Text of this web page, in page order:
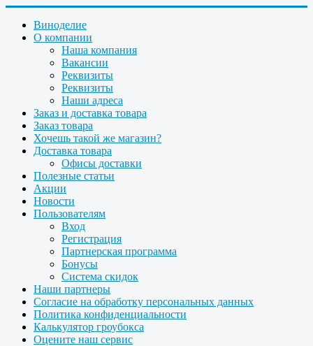
Виноделие
О компании
Наша компания
Вакансии
Реквизиты
Реквизиты
Наши адреса
Заказ и доставка товара
Заказ товара
Хочешь такой же магазин?
Доставка товара
Офисы доставки
Полезные статьи
Акции
Новости
Пользователям
Вход
Регистрация
Партнерская программа
Бонусы
Система скидок
Наши партнеры
Согласие на обработку персональных данных
Политика конфиденциальности
Калькулятор гроубокса
Оцените наш сервис